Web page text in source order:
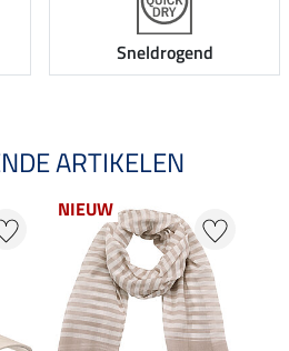
Sneldrogend
ARTIKELEN
NIEUW